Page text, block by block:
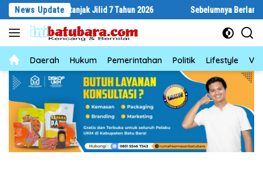
Langsung
konten
News Update
Jilid 7 Tahun 2026 Sebelumnya Berlantaikan Tanah
NewsDaerah Hukum Pemerintahan Politik Lifestyle